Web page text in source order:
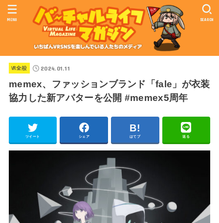
SEARCH
MENU
VR全般 2024.01.11
memex、ファッションブランド「fale」が衣装
協力した新アバターを公開 #memex5周年
ツイート シェア はてブ 送る